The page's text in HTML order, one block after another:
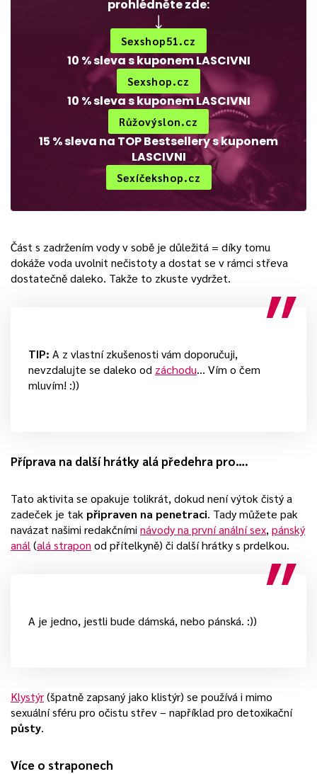
prohlédněte zde:
Sexshop51.cz
10 % sleva s kuponem LASCIVNI
Sexshop.cz
10 % sleva s kuponem LASCIVNI
Růžovýslon.cz
15 % sleva na TOP Bestsellery s kuponem
LASCIVNI
Sexíčekshop.cz
Část s zadržením vody v sobě je důležitá = díky tomu
dokáže voda uvolnit nečistoty a dostat se v rámci střeva
dostatečně daleko. Takže to zkuste vydržet.
TIP: A z vlastní zkušenosti vám doporučuji,
nevzdalujte se daleko od záchodu… Vím o čem
mluvím! :))
Příprava na další hrátky alá předehra pro….
Tato aktivita se opakuje tolikrát, dokud není výtok čistý a
zadeček je tak připraven na penetraci. Tady můžete pak
navázat našimi redakčními návody na první anální sex, pánský
anál (alá strapon od přítelkyně) či další hrátky s prdelkou.
A je jedno, jestli bude dámská, nebo pánská. :))
Klystýr(špatně zapsaný jako klistýr) se používá i mimo
sexuální sféru pro očistu střev – například pro detoxikační
půsty.
Více o straponech